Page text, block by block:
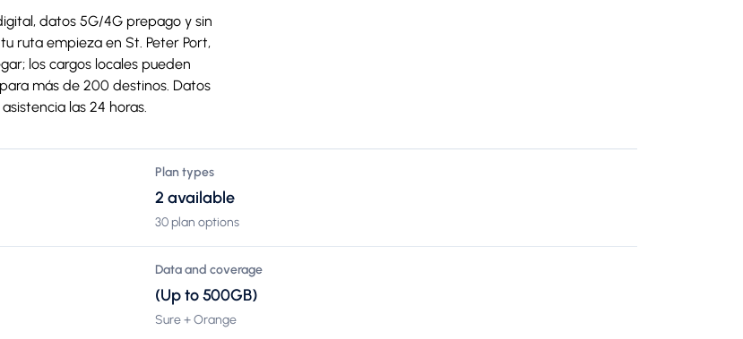
datos 5G/4G prepago y sin
ruta empieza en St. Peter Port,
los cargos locales pueden
más de 200 destinos. Datos
las 24 horas.
Plan types
2 available
30 plan options
Data and coverage
(Up to 500GB)
Sure + Orange